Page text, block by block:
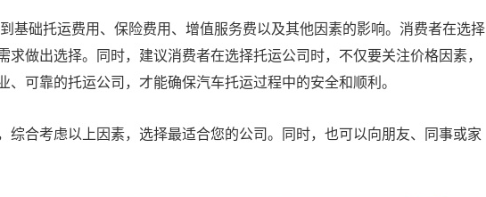
基础托运费用、保险费用、增值服务费以及其他因素的影响。消费者在选择
做出选择。同时，建议消费者在选择托运公司时，不仅要关注价格因素，
可靠的托运公司，才能确保汽车托运过程中的安全和顺利。
合考虑以上因素，选择最适合您的公司。同时，也可以向朋友、同事或家